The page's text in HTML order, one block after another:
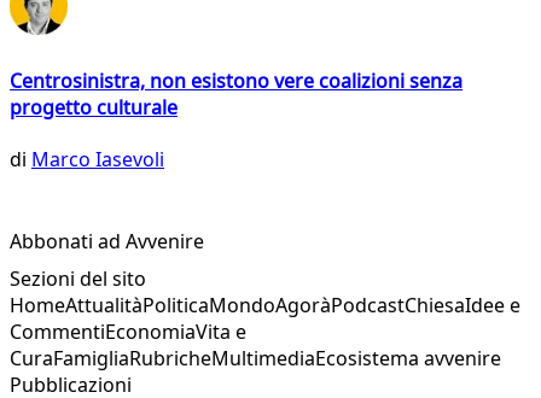
Centrosinistra, non esistono vere coalizioni senza
progetto culturale
di Marco Iasevoli
Abbonati ad Avvenire
Sezioni del sito
HomeAttualitàPoliticaMondoAgoràPodcastChiesaIdee e
CommentiEconomiaVita e
CuraFamigliaRubricheMultimediaEcosistema avvenire
Pubblicazioni